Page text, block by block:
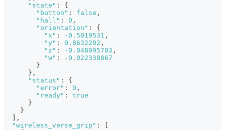
"state" :
{
"button" : false ,
"hall" : 0 ,
"orientation" :
{
"x" : -0.5019531 ,
"y" : 0.8632202 ,
"z" : -0.048095703 ,
"w" :
-0.022338867
}
} ,
"status" :
{
"error" : 0 ,
"ready" :
true
}
}
,
"wireless_verse_grip" :